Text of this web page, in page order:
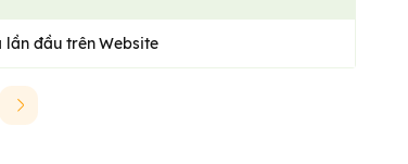
lần đầu trên Website